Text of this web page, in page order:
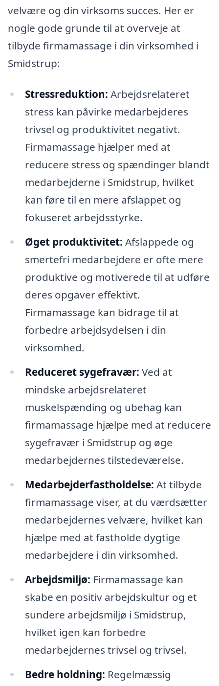
velvære og din virksoms succes. Her er
nogle gode grunde til at overveje at
tilbyde firmamassage i din virksomhed i
Smidstrup:
Stressreduktion: Arbejdsrelateret
stress kan påvirke medarbejderes
trivsel og produktivitet negativt.
Firmamassage hjælper med at
reducere stress og spændinger blandt
medarbejderne i Smidstrup, hvilket
kan føre til en mere afslappet og
fokuseret arbejdsstyrke.
Øget produktivitet: Afslappede og
smertefri medarbejdere er ofte mere
produktive og motiverede til at udføre
deres opgaver effektivt.
Firmamassage kan bidrage til at
forbedre arbejdsydelsen i din
virksomhed.
Reduceret sygefravær: Ved at
mindske arbejdsrelateret
muskelspænding og ubehag kan
firmamassage hjælpe med at reducere
sygefravær i Smidstrup og øge
medarbejdernes tilstedeværelse.
Medarbejderfastholdelse: At tilbyde
firmamassage viser, at du værdsætter
medarbejdernes velvære, hvilket kan
hjælpe med at fastholde dygtige
medarbejdere i din virksomhed.
Arbejdsmiljø: Firmamassage kan
skabe en positiv arbejdskultur og et
sundere arbejdsmiljø i Smidstrup,
hvilket igen kan forbedre
medarbejdernes trivsel og trivsel.
Bedre holdning: Regelmæssig